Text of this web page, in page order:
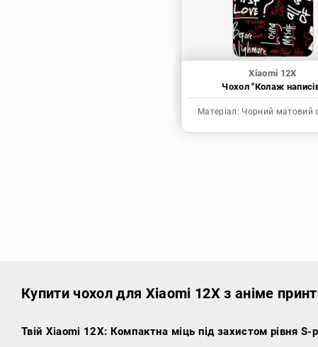
Xiaomi 12X
Чохол "Колаж
Матеріал: Чорний матовий
Купити чохол для Xiaomi 12X з аніме
Твій Xiaomi 12X: Компактна міць під захистом рівня S-